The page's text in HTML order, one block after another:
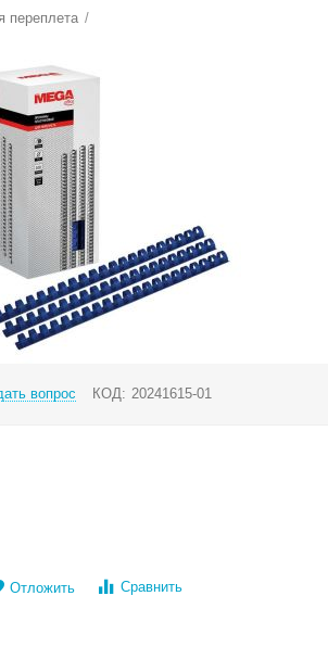
переплета /
вопрос КОД: 20241615-01
Отложить Сравнить